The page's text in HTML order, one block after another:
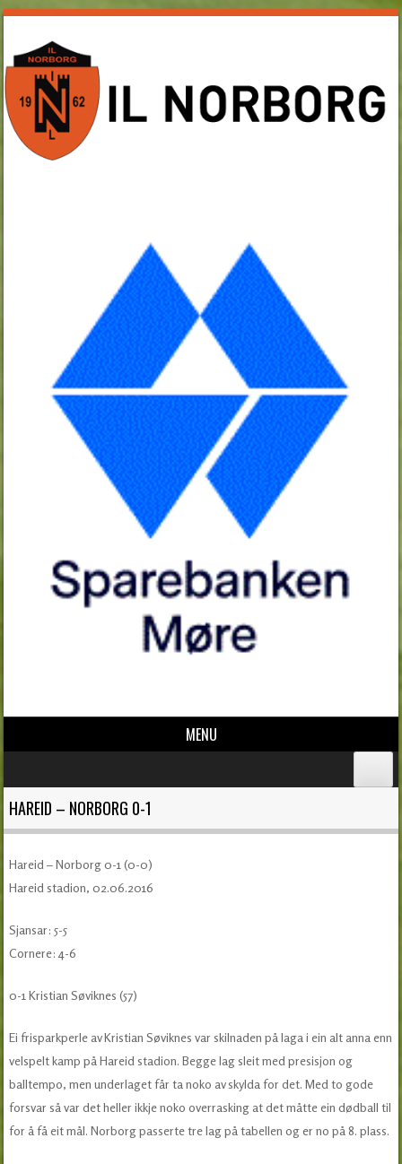
MENU
HAREID – NORBORG 0-1
Hareid – Norborg 0-1 (0-0)
Hareid stadion, 02.06.2016
Sjansar: 5-5
Cornere: 4-6
0-1 Kristian Søviknes (57)
Ei frisparkperle av Kristian Søviknes var skilnaden på laga i ein alt anna enn
velspelt kamp på Hareid stadion. Begge lag sleit med presisjon og
balltempo, men underlaget får ta noko av skylda for det. Med to gode
forsvar så var det heller ikkje noko overrasking at det måtte ein dødball til
for å få eit mål. Norborg passerte tre lag på tabellen og er no på 8. plass.